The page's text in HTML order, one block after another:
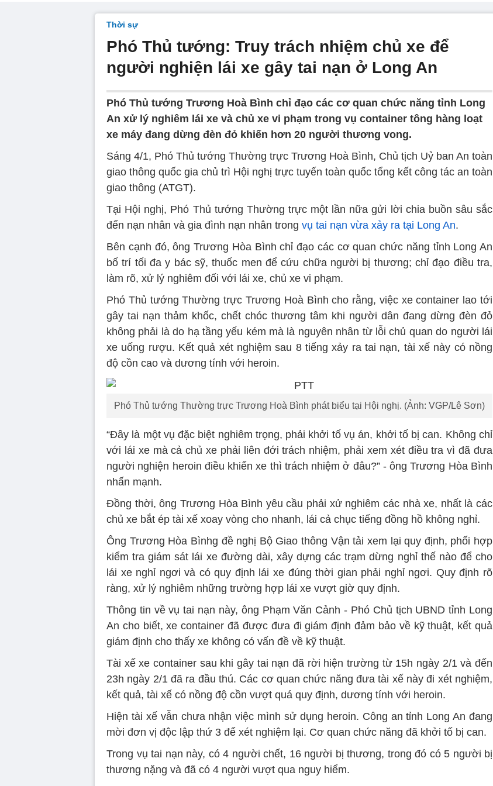
Thời sự
Phó Thủ tướng: Truy trách nhiệm chủ xe để
người nghiện lái xe gây tai nạn ở Long An
Phó Thủ tướng Trương Hoà Bình chỉ đạo các cơ quan chức năng tỉnh Long
An xử lý nghiêm lái xe và chủ xe vi phạm trong vụ container tông hàng loạt
xe máy đang dừng đèn đỏ khiến hơn 20 người thương vong.
Sáng 4/1, Phó Thủ tướng Thường trực Trương Hoà Bình, Chủ tịch Uỷ ban An toàn
giao thông quốc gia chủ trì Hội nghị trực tuyến toàn quốc tổng kết công tác an toàn
giao thông (ATGT).
Tại Hội nghị, Phó Thủ tướng Thường trực một lần nữa gửi lời chia buồn sâu sắc
đến nạn nhân và gia đình nạn nhân trong vụ tai nạn vừa xảy ra tại Long An.
Bên cạnh đó, ông Trương Hòa Bình chỉ đạo các cơ quan chức năng tỉnh Long An
bố trí tối đa y bác sỹ, thuốc men để cứu chữa người bị thương; chỉ đạo điều tra,
làm rõ, xử lý nghiêm đối với lái xe, chủ xe vi phạm.
Phó Thủ tướng Thường trực Trương Hoà Bình cho rằng, việc xe container lao tới
gây tai nạn thảm khốc, chết chóc thương tâm khi người dân đang dừng đèn đỏ
không phải là do hạ tầng yếu kém mà là nguyên nhân từ lỗi chủ quan do người lái
xe uống rượu. Kết quả xét nghiệm sau 8 tiếng xảy ra tai nạn, tài xế này có nồng
độ cồn cao và dương tính với heroin.
Phó Thủ tướng Thường trực Trương Hoà Bình phát biểu tại Hội nghị. (Ảnh: VGP/Lê Sơn)
“Đây là một vụ đặc biệt nghiêm trọng, phải khởi tố vụ án, khởi tố bị can. Không chỉ
với lái xe mà cả chủ xe phải liên đới trách nhiệm, phải xem xét điều tra vì đã đưa
người nghiện heroin điều khiển xe thì trách nhiệm ở đâu?” - ông Trương Hòa Bình
nhấn mạnh.
Đồng thời, ông Trương Hòa Bình yêu cầu phải xử nghiêm các nhà xe, nhất là các
chủ xe bắt ép tài xế xoay vòng cho nhanh, lái cả chục tiếng đồng hồ không nghỉ.
Ông Trương Hòa Bìnhg đề nghị Bộ Giao thông Vận tải xem lại quy định, phối hợp
kiểm tra giám sát lái xe đường dài, xây dựng các trạm dừng nghỉ thế nào để cho
lái xe nghỉ ngơi và có quy định lái xe đúng thời gian phải nghỉ ngơi. Quy định rõ
ràng, xử lý nghiêm những trường hợp lái xe vượt giờ quy định.
Thông tin về vụ tai nạn này, ông Phạm Văn Cảnh - Phó Chủ tịch UBND tỉnh Long
An cho biết, xe container đã được đưa đi giám định đảm bảo về kỹ thuật, kết quả
giám định cho thấy xe không có vấn đề về kỹ thuật.
Tài xế xe container sau khi gây tai nạn đã rời hiện trường từ 15h ngày 2/1 và đến
23h ngày 2/1 đã ra đầu thú. Các cơ quan chức năng đưa tài xế này đi xét nghiệm,
kết quả, tài xế có nồng độ cồn vượt quá quy định, dương tính với heroin.
Hiện tài xế vẫn chưa nhận việc mình sử dụng heroin. Công an tỉnh Long An đang
mời đơn vị độc lập thứ 3 để xét nghiệm lại. Cơ quan chức năng đã khởi tố bị can.
Trong vụ tai nạn này, có 4 người chết, 16 người bị thương, trong đó có 5 người bị
thương nặng và đã có 4 người vượt qua nguy hiểm.